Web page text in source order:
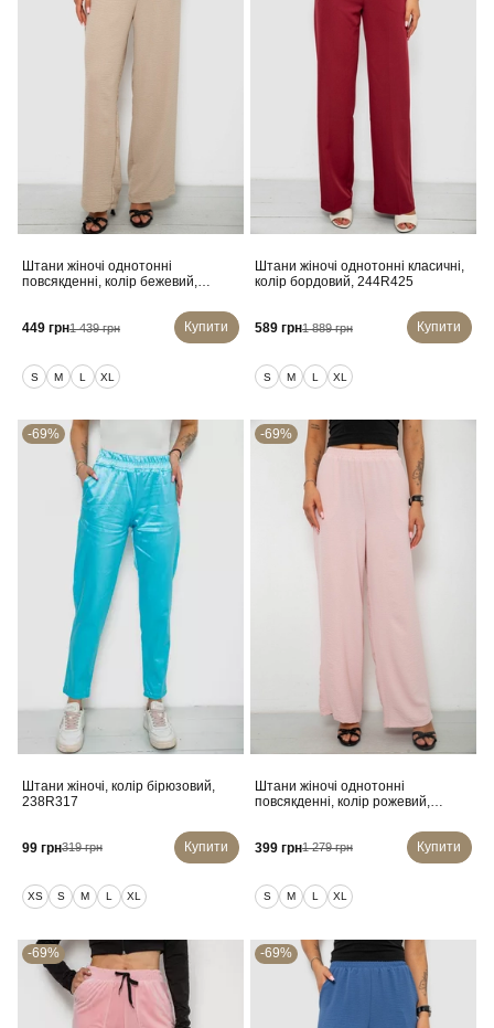
Штани жіночі однотонні
повсякденні, колір бежевий,
449 грн1 439 грн Купити
S M L XL
Штани жіночі однотонні класичні,
колір бордовий, 244R425
589 грн1 889 грн Купити
S M L XL
-69%
Штани жіночі, колір бірюзовий,
238R317
99 грн319 грн Купити
XS S M L XL
-69%
Штани жіночі однотонні
повсякденні, колір рожевий,
399 грн1 279 грн Купити
S M L XL
-69% -69%